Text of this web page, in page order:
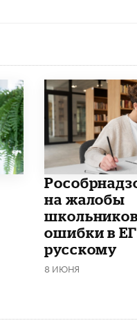
на жалобы
ошибки в
русскому
8 ИЮНЯ